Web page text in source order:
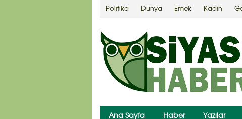
Politika Dünya Emek Kadın
Ana Sayfa Haber Yazılar